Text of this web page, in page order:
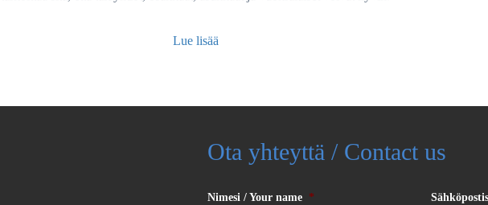
Lue lisää
Ota yhteyttä / Contact us
Nimesi / Your name *